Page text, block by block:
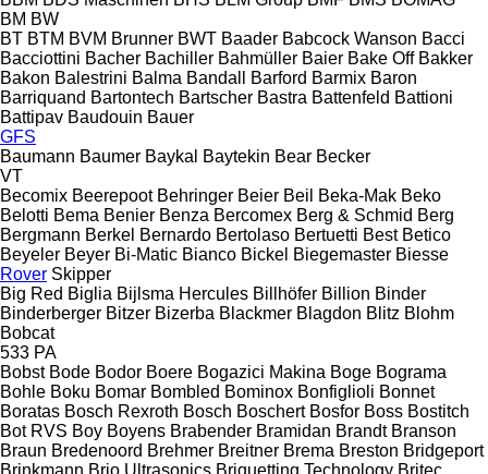
BM BW
BT BTM BVM Brunner BWT Baader Babcock Wanson Bacci
Bacciottini Bacher Bachiller Bahmüller Baier Bake Off Bakker
Bakon Balestrini Balma Bandall Barford Barmix Baron
Barriquand Bartontech Bartscher Bastra Battenfeld Battioni
Battipav Baudouin Bauer
GFS
Baumann Baumer Baykal Baytekin Bear Becker
VT
Becomix Beerepoot Behringer Beier Beil Beka-Mak Beko
Belotti Bema Benier Benza Bercomex Berg & Schmid Berg
Bergmann Berkel Bernardo Bertolaso Bertuetti Best Betico
Beyeler Beyer Bi-Matic Bianco Bickel Biegemaster Biesse
Rover Skipper
Big Red Biglia Bijlsma Hercules Billhöfer Billion Binder
Binderberger Bitzer Bizerba Blackmer Blagdon Blitz Blohm
Bobcat
533 PA
Bobst Bode Bodor Boere Bogazici Makina Boge Bograma
Bohle Boku Bomar Bombled Bominox Bonfiglioli Bonnet
Boratas Bosch Rexroth Bosch Boschert Bosfor Boss Bostitch
Bot RVS Boy Boyens Brabender Bramidan Brandt Branson
Braun Bredenoord Brehmer Breitner Brema Breston Bridgeport
Brinkmann Brio Ultrasonics Briquetting Technology Britec